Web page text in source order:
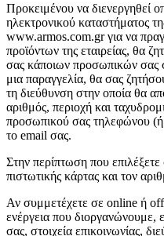
Προκειμένου να διενεργηθεί
ηλεκτρονικού
www.armos.com.gr για να
προϊόντων της εταιρείας, θα
σας κάποιων προσωπικών σας
μια παραγγελία, θα σας
τη διεύθυνση στην οποία θα
αριθμός, περιοχή και
προσωπικού σας τηλεφώνου
το email σας.
Στην περίπτωση που
πιστωτικής κάρτας και τον
Αν συμμετέχετε σε online ή
ενέργεια που διοργανώνουμε,
σας, στοιχεία επικοινωνίας,